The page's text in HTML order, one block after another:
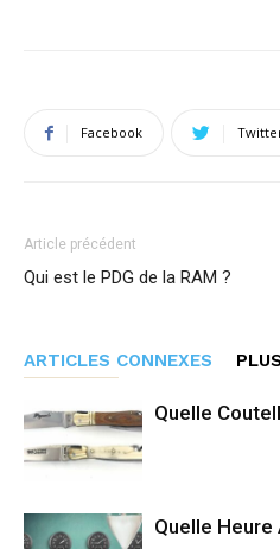
Facebook
Article précédent
Qui est le PDG de la RAM ?
ARTICLES CONNEXES
Quelle
Quelle Heure